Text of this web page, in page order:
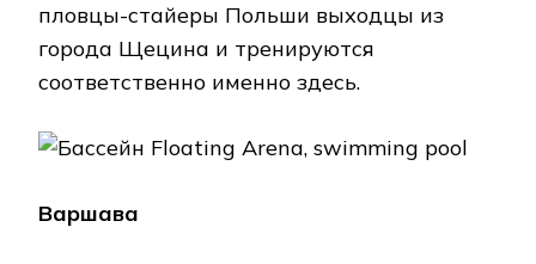
пловцы-стайеры Польши выходцы из
города Щецина и тренируются
соответственно именно здесь.
Варшава